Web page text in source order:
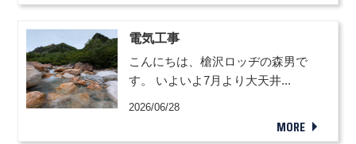
電気工事
こんにちは、槍沢ロッヂの森男で
す。 いよいよ7月より大天井...
2026/06/28
MORE